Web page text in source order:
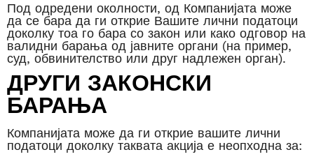
Под одредени околности, од Компанијата може
да се бара да ги открие Вашите лични податоци
доколку тоа го бара со закон или како одговор на
валидни барања од јавните органи (на пример,
суд, обвинителство или друг надлежен орган).
ДРУГИ ЗАКОНСКИ
БАРАЊА
Компанијата може да ги открие вашите лични
податоци доколку таквата акција е неопходна за: